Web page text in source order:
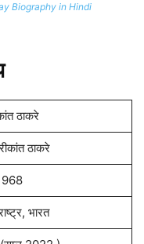
Biography in Hindi
ठाकरे
ठाकरे
भारत